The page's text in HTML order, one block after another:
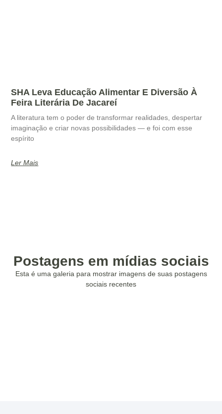
SHA Leva Educação Alimentar E Diversão À
Feira Literária De Jacareí
A literatura tem o poder de transformar realidades, despertar
imaginação e criar novas possibilidades — e foi com esse
espírito
Ler Mais
Postagens em mídias sociais
Esta é uma galeria para mostrar imagens de suas postagens
sociais recentes